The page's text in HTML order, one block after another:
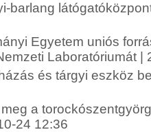
barlang
Egyetem uniós
Laboratóriumát |
és tárgyi eszköz
a
24 12:36